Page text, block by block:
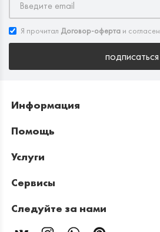
Я прочитал Договор-оферта и
подписаться
Информация
Помощь
Услуги
Сервисы
Следуйте за нами